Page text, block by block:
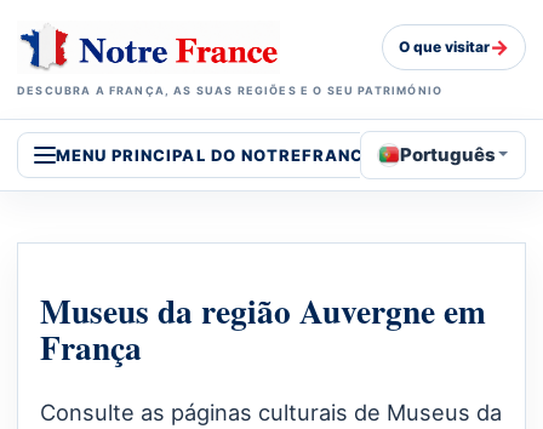
DESCUBRA A FRANÇA, AS SUAS REGIÕES E O SEU PATRIMÓNIO
O que visitar→
MENU PRINCIPAL DO NOTREFRANCE Português
Museus da região Auvergne em
França
Consulte as páginas culturais de Museus da